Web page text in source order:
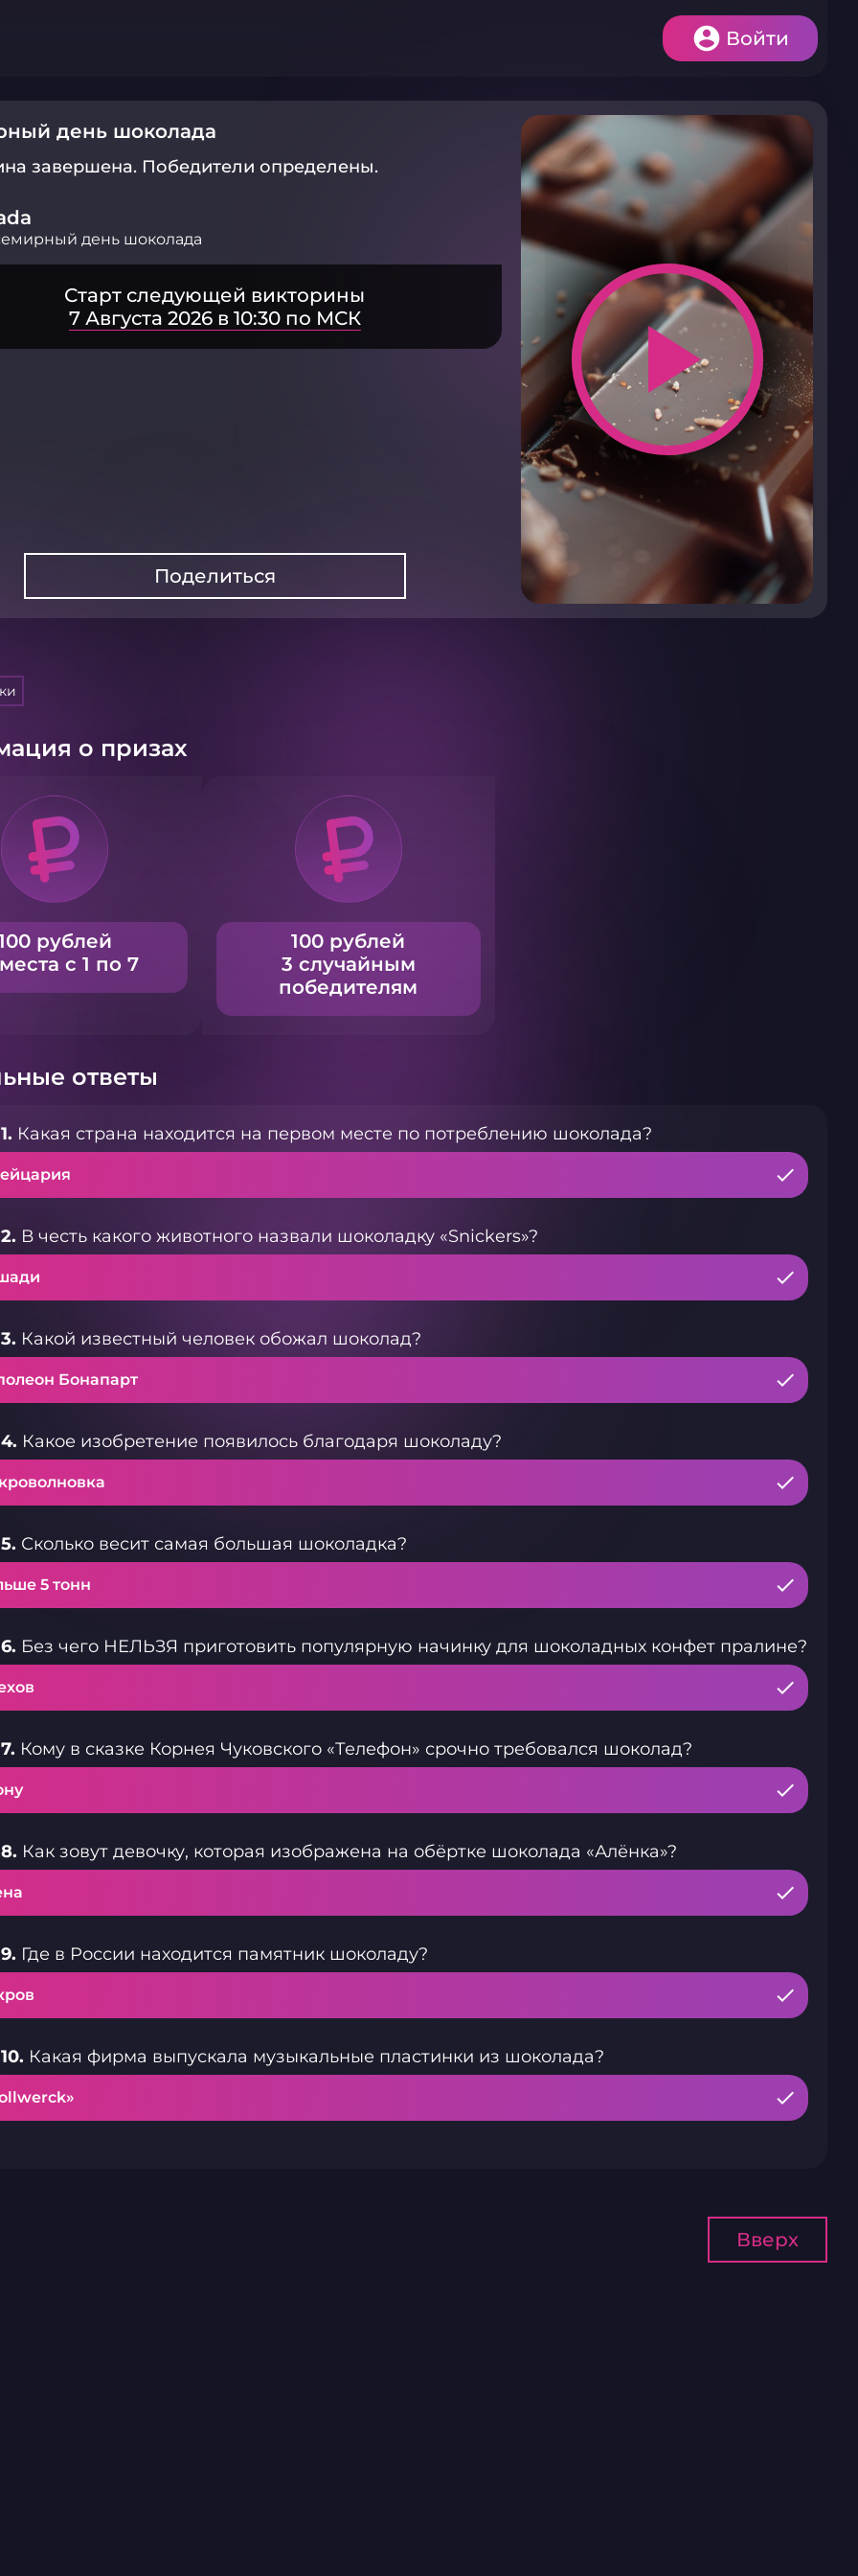
Войти
день шоколада
завершена. Победители определены.
день шоколада
Старт следующей викторины
7 Августа 2026 в 10:30 по МСК
play_arrow
Поделиться
о призах
рублей
с 1 по 7
100 рублей
3 случайным
победителям
ответы
Какая страна находится на первом месте по потреблению шоколада?
В честь какого животного назвали шоколадку «Snickers»?
Какой известный человек обожал шоколад?
Бонапарт
Какое изобретение появилось благодаря шоколаду?
Сколько весит самая большая шоколадка?
5 тонн
Без чего НЕЛЬЗЯ приготовить популярную начинку для шоколадных конфет пралине?
Кому в сказке Корнея Чуковского «Телефон» срочно требовался шоколад?
Как зовут девочку, которая изображена на обёртке шоколада «Алёнка»?
Где в России находится памятник шоколаду?
Какая фирма выпускала музыкальные пластинки из шоколада?
Вверх